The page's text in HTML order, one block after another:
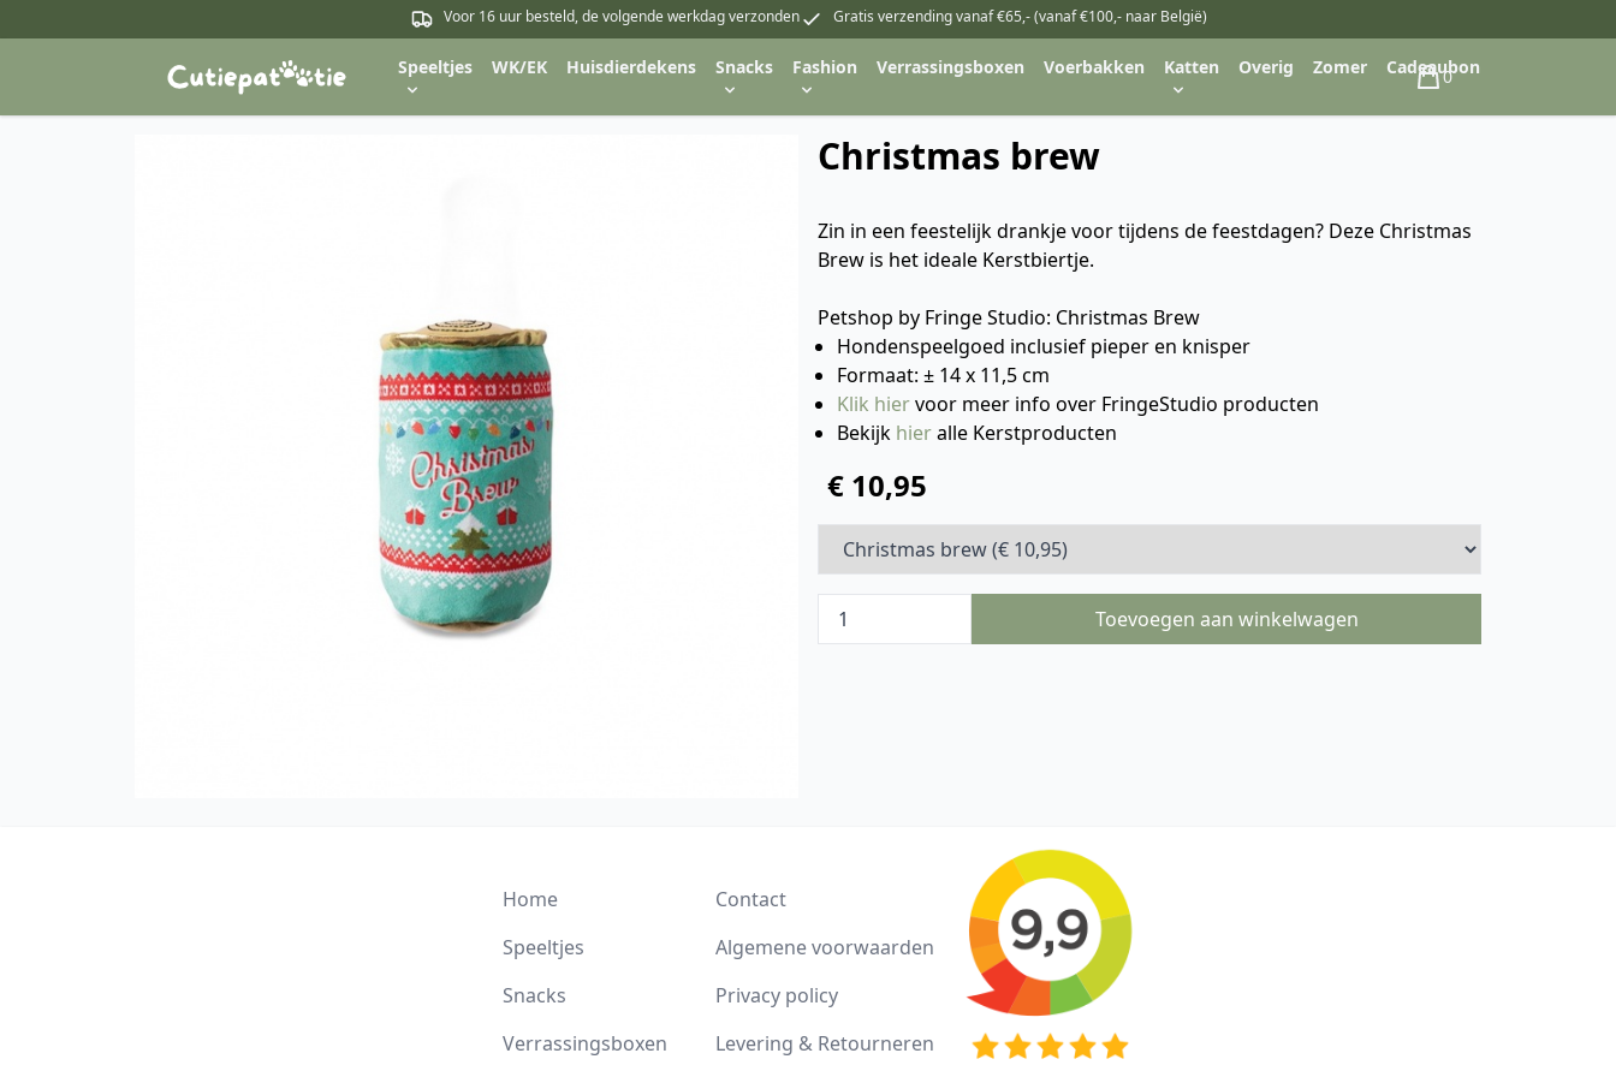
Voor 16 uur besteld, de volgende werkdag verzonden Gratis verzending vanaf €65,- (vanaf €100,- naar België)
Speeltjes WK/EK Huisdierdekens Snacks Fashion Verrassingsboxen Voerbakken Katten Overig Zomer Cadeaubon
Winkelwagen
0
Christmas brew
Zin in een feestelijk drankje voor tijdens de feestdagen? Deze Christmas
Brew is het ideale Kerstbiertje.
Petshop by Fringe Studio: Christmas Brew
Hondenspeelgoed inclusief pieper en knisper
Formaat: ± 14 x 11,5 cm
Klik hiervoor meer info over FringeStudio producten
Bekijk hieralle Kerstproducten
€ 10,95
Toevoegen aan winkelwagen
Home
Speeltjes
Snacks
Verrassingsboxen
Contact
Algemene voorwaarden
Privacy policy
Levering & Retourneren